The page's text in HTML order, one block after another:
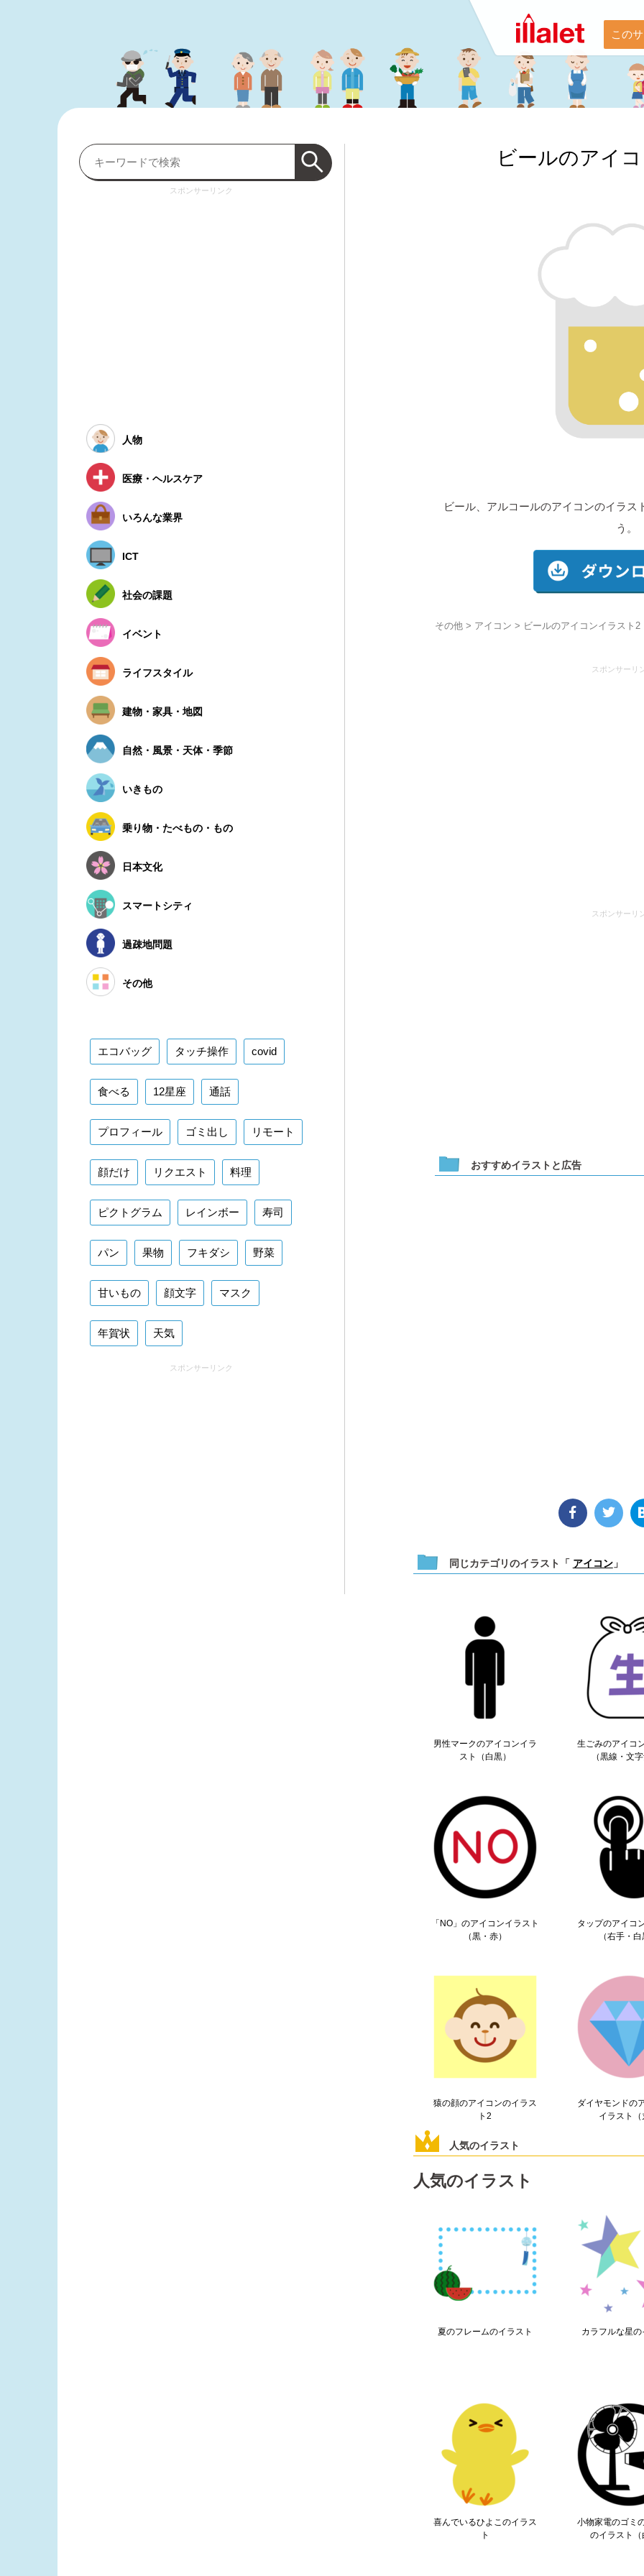
この
ビールのアイ
ビール、アルコールのアイコンのイラス
う。
その他> アイコン > ビールのアイコンイラスト2
スポンサーリ
スポンサーリ
おすすめイラストと広告
同じカテゴリのイラスト「 アイコン」
男性マークのアイコンイラ
スト（白黒）
生ごみのアイコ
（黒線・文
「NO」のアイコンイラスト
（黒・赤）
タップのアイコ
（右手・白
猿の顔のアイコンのイラス
ト2
ダイヤモンドの
イラスト（
人気のイラスト
人気のイラスト
夏のフレームのイラスト カラフルな星の
喜んでいるひよこのイラス
ト
小物家電のゴミ
のイラスト（
スポンサーリンク
人物
医療・ヘルスケア
いろんな業界
ICT
社会の課題
イベント
ライフスタイル
建物・家具・地図
自然・風景・天体・季節
いきもの
乗り物・たべもの・もの
日本文化
スマートシティ
過疎地問題
その他
エコバッグ タッチ操作 covid
食べる 12星座 通話
プロフィール ゴミ出し リモート
顔だけ リクエスト 料理
ピクトグラム レインボー 寿司
パン 果物 フキダシ 野菜
甘いもの 顔文字 マスク
年賀状 天気
スポンサーリンク